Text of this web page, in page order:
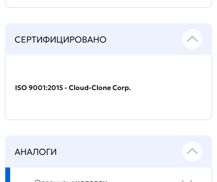
СЕРТИФИЦИРОВАНО
ISO 9001:2015 - Cloud-Clone Corp.
АНАЛОГИ